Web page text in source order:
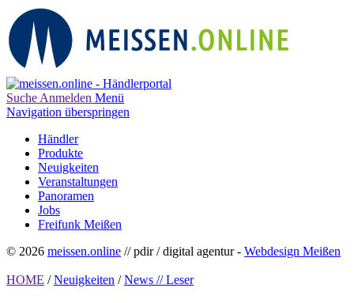
Suche Anmelden Menü
Navigation überspringen
Händler
Produkte
Neuigkeiten
Veranstaltungen
Panoramen
Jobs
Freifunk Meißen
© 2026 meissen.online // pdir / digital agentur - Webdesign Meißen
HOME / Neuigkeiten / News // Leser